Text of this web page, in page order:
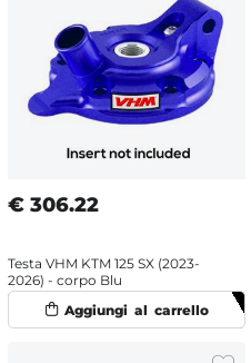
€ 306.22
Testa VHM KTM 125 SX (2023-
2026) - corpo Blu